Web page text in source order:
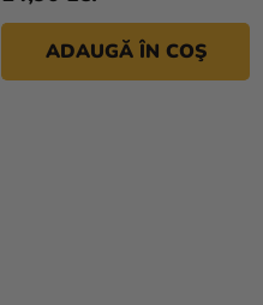
ADAUGĂ ÎN COŞ